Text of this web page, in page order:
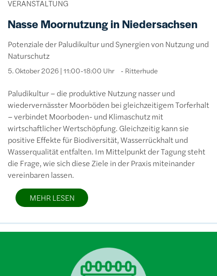
VERANSTALTUNG
Nasse Moornutzung in Niedersachsen
Potenziale der Paludikultur und Synergien von Nutzung und
Naturschutz
5. Oktober 2026 | 11:00-18:00 Uhr Ritterhude
Paludikultur – die produktive Nutzung nasser und
wiedervernässter Moorböden bei gleichzeitigem Torferhalt
– verbindet Moorboden- und Klimaschutz mit
wirtschaftlicher Wertschöpfung. Gleichzeitig kann sie
positive Effekte für Biodiversität, Wasserrückhalt und
Wasserqualität entfalten. Im Mittelpunkt der Tagung steht
die Frage, wie sich diese Ziele in der Praxis miteinander
vereinbaren lassen.
MEHR LESEN